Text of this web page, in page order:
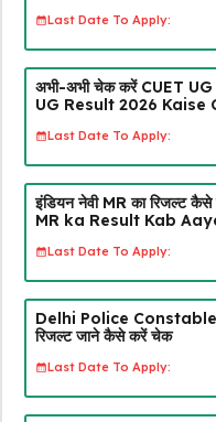
Last Date To Apply:
अभी-अभी चेक करें CUET UG
UG Result 2026
Last Date To Apply:
इंडियन नेवी MR का रिजल्ट
MR ka Result Kab
Last Date To Apply:
Delhi Police Constable
रिजल्ट जाने कैसे करें चेक
Last Date To Apply: